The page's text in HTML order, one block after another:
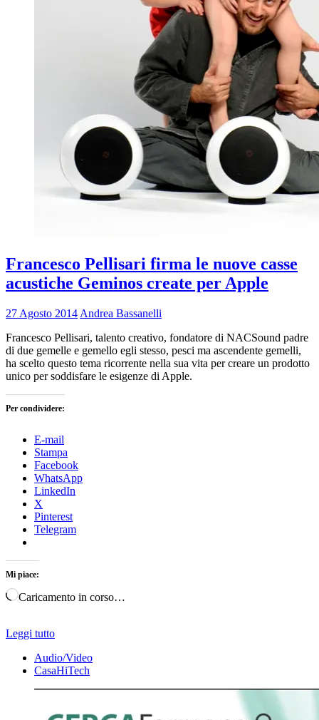
Francesco Pellisari firma le nuove casse
acustiche Geminos create per Apple
27 Agosto 2014 Andrea Bassanelli
Francesco Pellisari, talento creativo, fondatore di NACSound padre
di due gemelle e gemello egli stesso, pesci ma ascendente gemelli,
ha scelto questo tema ricorrente nella sua vita per creare un prodotto
unico per soddisfare le esigenze di Apple.
Per condividere:
E-mail
Stampa
Facebook
WhatsApp
LinkedIn
X
Pinterest
Telegram
Mi piace:
Caricamento in corso…
Leggi tutto
Audio/Video
CasaHiTech